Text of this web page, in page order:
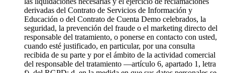
derivadas del Contrato de Servicios de Información y
Educación o del Contrato de Cuenta Demo celebrados, la
seguridad, la prevención del fraude o el marketing directo del
responsable del tratamiento, o ponerse en contacto con usted,
cuando esté justificado, en particular, por una consulta
recibida de su parte y por el ámbito de la actividad comercial
del responsable del tratamiento —artículo 6, apartado 1, letra